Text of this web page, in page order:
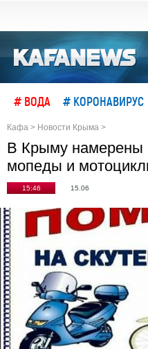
# ВОДА # КОРОНАВИРУС
Кафа > Новости Крыма >
В Крыму намерены
мопеды и
15:46 15.06